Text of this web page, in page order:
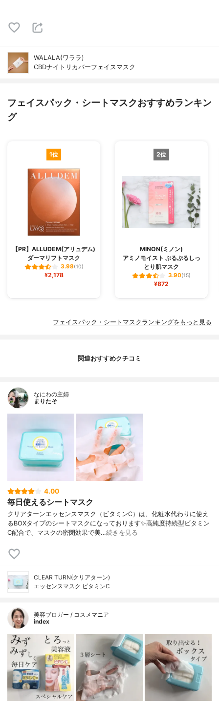
WALALA(ワララ)
CBDナイトリカバーフェイスマスク
フェイスパック・シートマスクおすすめランキン
グ
1位
【PR】ALLUDEM(アリュデム)
ダーマリフトマスク
3.98(10)
¥2,178
2位
MINON(ミノン)
アミノモイスト ぷるぷるしっ
とり肌マスク
3.90(15)
¥872
フェイスパック・シートマスクランキングをもっと見る
関連おすすめクチコミ
なにわの主婦
まりたそ
4.00
毎日使えるシートマスク
クリアターンエッセンスマスク（ビタミンC）は、化粧水代わりに使え
るBOXタイプのシートマスクになっております✨高純度持続型ビタミン
C配合で、マスクの密閉効果で美…続きを見る
CLEAR TURN(クリアターン)
エッセンスマスク ビタミンC
美容ブロガー / コスメマニア
index